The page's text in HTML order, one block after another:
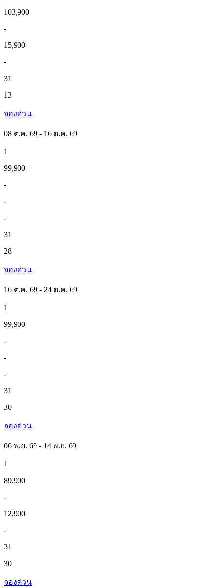
103,900
-
15,900
-
31
13
จองด่วน
08 ต.ค. 69 - 16 ต.ค. 69
1
99,900
-
-
-
31
28
จองด่วน
16 ต.ค. 69 - 24 ต.ค. 69
1
99,900
-
-
-
31
30
จองด่วน
06 พ.ย. 69 - 14 พ.ย. 69
1
89,900
-
12,900
-
31
30
จองด่วน